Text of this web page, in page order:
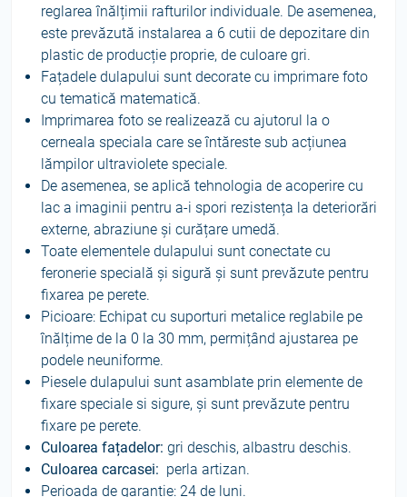
reglarea înălțimii rafturilor individuale. De asemenea,
este prevăzută instalarea a 6 cutii de depozitare din
plastic de producție proprie, de culoare gri.
Fațadele dulapului sunt decorate cu imprimare foto
cu tematică matematică.
Imprimarea foto se realizează cu ajutorul la o
cerneala speciala care se întăreste sub acțiunea
lămpilor ultraviolete speciale.
De asemenea, se aplică tehnologia de acoperire cu
lac a imaginii pentru a‑i spori rezistența la deteriorări
externe, abraziune și curățare umedă.
Toate elementele dulapului sunt conectate cu
feronerie specială și sigură și sunt prevăzute pentru
fixarea pe perete.
Picioare: Echipat cu suporturi metalice reglabile pe
înălțime de la 0 la 30 mm, permițând ajustarea pe
podele neuniforme.
Piesele dulapului sunt asamblate prin elemente de
fixare speciale si sigure, și sunt prevăzute pentru
fixare pe perete.
Culoarea fațadelor: gri deschis, albastru deschis.
Culoarea carcasei: perla artizan.
Perioada de garanție: 24 de luni.